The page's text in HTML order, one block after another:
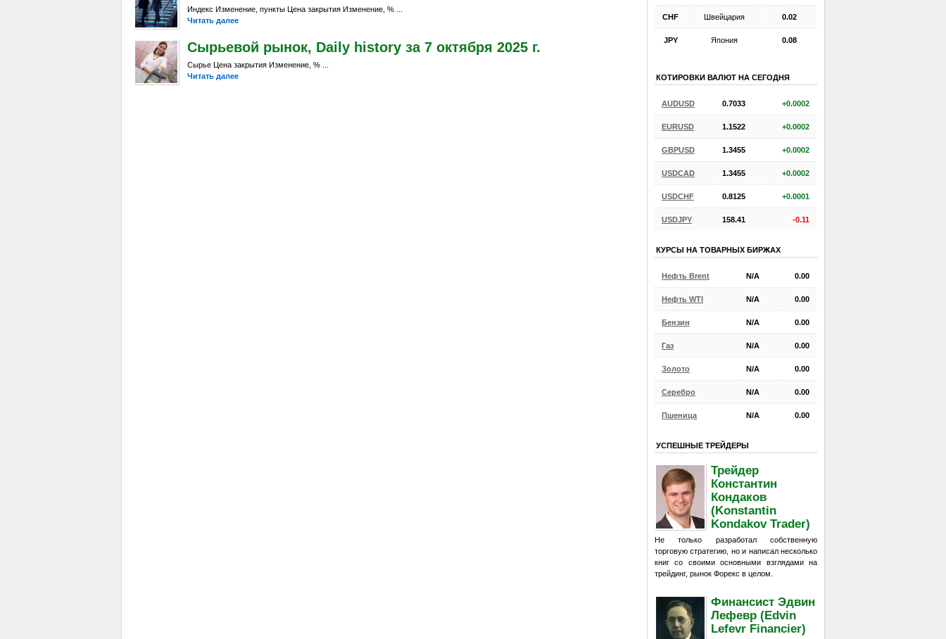
Индекс Изменение, пункты Цена закрытия Изменение, % ...
Читать далее
Сырьевой рынок, Daily history за 7 октября 2025 г.
Сырье Цена закрытия Изменение, % ...
Читать далее
CHF Швейцария 0.02
JPY Япония 0.08
КОТИРОВКИ ВАЛЮТ НА СЕГОДНЯ
AUDUSD 0.7033 +0.0002
EURUSD 1.1522 +0.0002
GBPUSD 1.3455 +0.0002
USDCAD 1.3455 +0.0002
USDCHF 0.8125 +0.0001
USDJPY 158.41 -0.11
КУРСЫ НА ТОВАРНЫХ БИРЖАХ
Нефть Brent N/A 0.00
Нефть WTI N/A 0.00
Бензин N/A 0.00
Газ N/A 0.00
Золото N/A 0.00
Серебро N/A 0.00
Пшеница N/A 0.00
УСПЕШНЫЕ ТРЕЙДЕРЫ
Трейдер
Константин
Кондаков
(Konstantin
Kondakov Trader)
Не только разработал собственную
торговую стратегию, но и написал несколько
книг со своими основными взглядами на
трейдинг, рынок Форекс в целом.
Финансист Эдвин
Лефевр (Edvin
Lefevr Financier)